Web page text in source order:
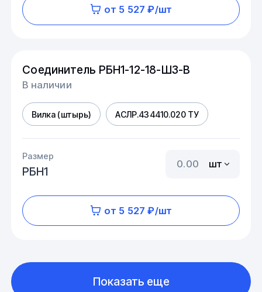
от 5 527 ₽/шт
Соединитель РБН1-12-18-Ш3-В
В наличии
Вилка (штырь) АСЛР.434410.020 ТУ
Размер
РБН1
шт
от 5 527 ₽/шт
Показать еще